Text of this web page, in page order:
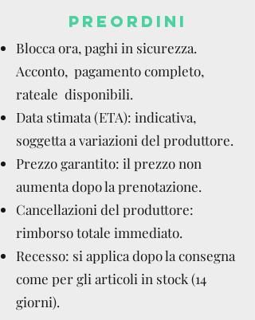
PREORDINI
Blocca ora, paghi in sicurezza.
Acconto, pagamento completo,
rateale disponibili.
Data stimata (ETA): indicativa,
soggetta a variazioni del produttore.
Prezzo garantito: il prezzo non
aumenta dopo la prenotazione.
Cancellazioni del produttore:
rimborso totale immediato.
Recesso: si applica dopo la consegna
come per gli articoli in stock (14
giorni).